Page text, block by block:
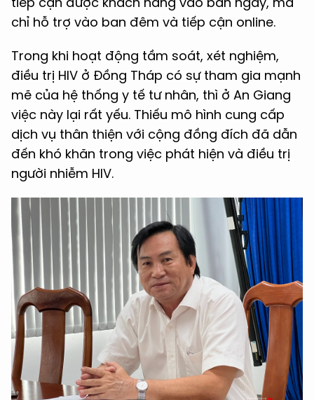
chỉ hỗ trợ vào ban đêm và tiếp cận online.
Trong khi hoạt động tầm soát, xét nghiệm,
điều trị HIV ở Đồng Tháp có sự tham gia mạnh
mẽ của hệ thống y tế tư nhân, thì ở An Giang
việc này lại rất yếu. Thiếu mô hình cung cấp
dịch vụ thân thiện với cộng đồng đích đã dẫn
đến khó khăn trong việc phát hiện và điều trị
người nhiễm HIV.